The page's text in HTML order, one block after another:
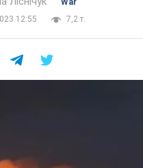
War
12:55
7,2 т.